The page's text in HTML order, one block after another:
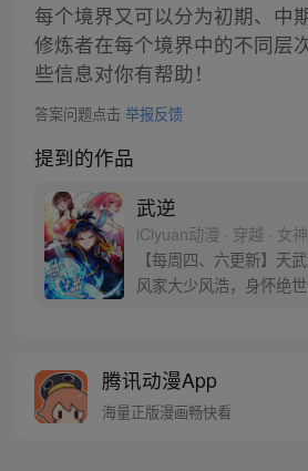
每个境界又可以分为初期、中
修炼者在每个境界中的不同层
些信息对你有帮助！
答案问题点击 举报反馈
提到的作品
武逆
iCiyuan动漫 · 穿越 · 女神
【每周四、六更新】天
风家大少风浩，身怀绝
斩八方！
腾讯动漫App
海量正版漫画畅快看